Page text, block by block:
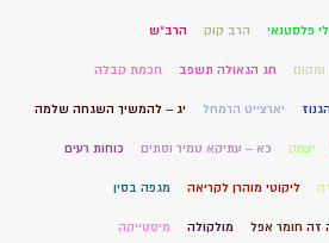
פלסטנאי הרב קוק הרב"ש
ומקום חג הגאולה תשפב חכמת קבלה
יארצייט הרמחל יג – להמשיך השגחה שלמה
יצחק כא – עתיקא טמיר וסתים כוחות רעים
ליקוטי מוהרן לקריאה מגפה בסין
זה חומר אפל מולקולה מיסטייקה